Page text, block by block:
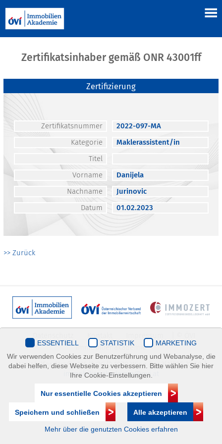
Zertifikatsinhaber gemäß ONR 43001ff
Zertifizierung
Zertifikatsnummer
2022-097-MA
Kategorie
Maklerassistent/in
Titel
Vorname
Danijela
Nachname
Jurinovic
Datum
01.02.2023
>> Zurück
Immobilienakademie
Mariahilfer Straße 116/2.OG/2 1070 Wien | +43(1)505 32 50 |
immobilienakademie@ovi.at
ESSENTIELL STATISTIK
MARKETING
Wir verwenden Cookies zur Benutzerführung und Webanalyse, die
dabei helfen, diese Webseite zu verbessern. Bitte wählen Sie hier
Ihre Cookie-Einstellungen.
Nur essentielle Cookies akzeptieren
Speichern und schließen Alle akzeptieren
Mehr über die genutzten Cookies erfahren